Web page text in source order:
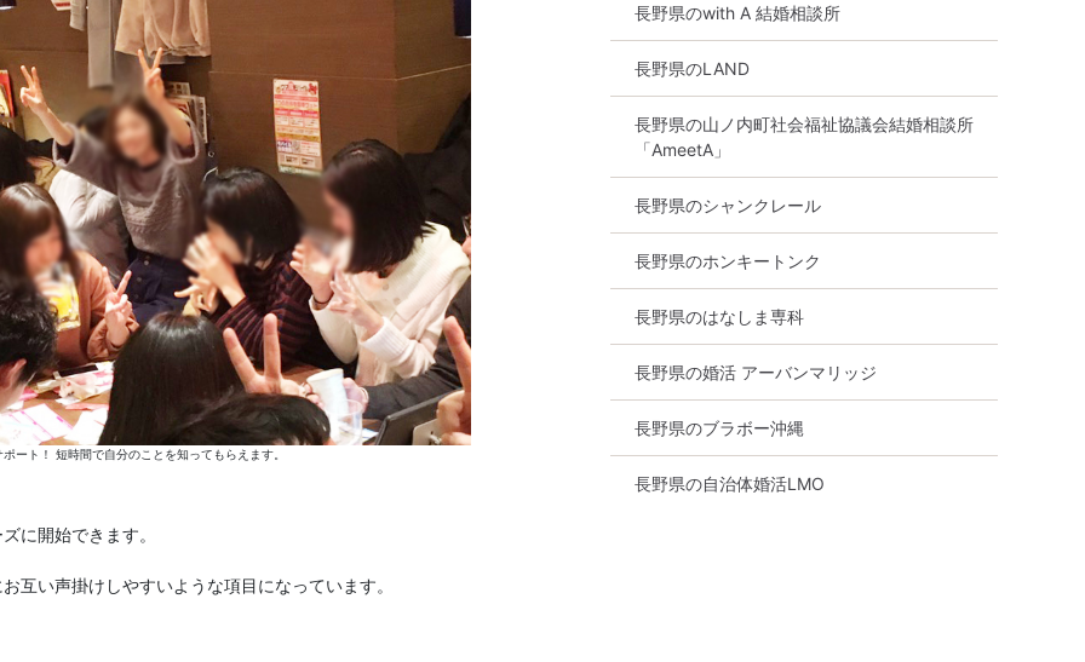
ート！ 短時間で自分のことを知ってもらえます。
に開始できます。
互い声掛けしやすいような項目になっています。
長野県のwith A 結婚相談所
長野県のLAND
長野県の山ノ内町社会福祉協議会結婚相談所
「AmeetA」
長野県のシャンクレール
長野県のホンキートンク
長野県のはなしま専科
長野県の婚活 アーバンマリッジ
長野県のブラボー沖縄
長野県の自治体婚活LMO